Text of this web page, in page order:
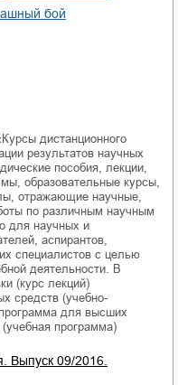
бой
дистанционного
результатов научных
пособия, лекции,
образовательные курсы,
отражающие научные,
по различным научным
для научных и
аспирантов,
специалистов с целью
деятельности. В
(курс лекций)
средств (учебно-
для высших
программа)
Выпуск 09/2016.